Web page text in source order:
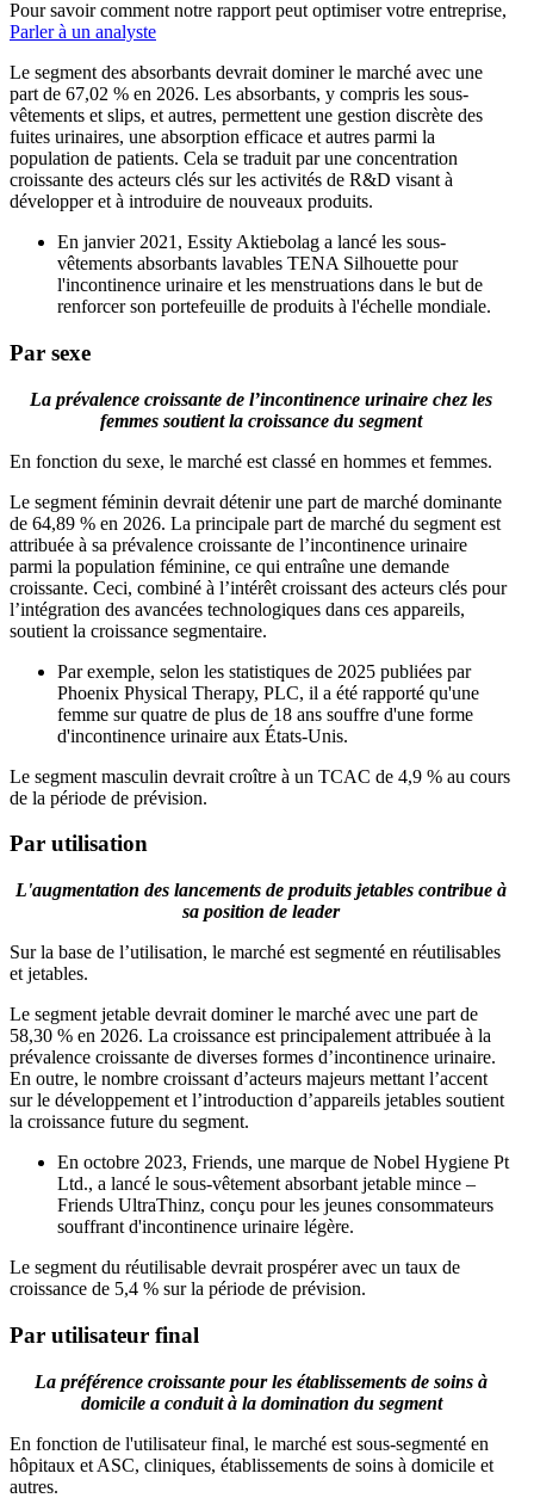
Pour savoir comment notre rapport peut optimiser votre entreprise,
Parler à un analyste
Le segment des absorbants devrait dominer le marché avec une
part de 67,02 % en 2026. Les absorbants, y compris les sous-
vêtements et slips, et autres, permettent une gestion discrète des
fuites urinaires, une absorption efficace et autres parmi la
population de patients. Cela se traduit par une concentration
croissante des acteurs clés sur les activités de R&D visant à
développer et à introduire de nouveaux produits.
En janvier 2021, Essity Aktiebolag a lancé les sous-
vêtements absorbants lavables TENA Silhouette pour
l'incontinence urinaire et les menstruations dans le but de
renforcer son portefeuille de produits à l'échelle mondiale.
Par sexe
La prévalence croissante de l’incontinence urinaire chez les
femmes soutient la croissance du segment
En fonction du sexe, le marché est classé en hommes et femmes.
Le segment féminin devrait détenir une part de marché dominante
de 64,89 % en 2026. La principale part de marché du segment est
attribuée à sa prévalence croissante de l’incontinence urinaire
parmi la population féminine, ce qui entraîne une demande
croissante. Ceci, combiné à l’intérêt croissant des acteurs clés pour
l’intégration des avancées technologiques dans ces appareils,
soutient la croissance segmentaire.
Par exemple, selon les statistiques de 2025 publiées par
Phoenix Physical Therapy, PLC, il a été rapporté qu'une
femme sur quatre de plus de 18 ans souffre d'une forme
d'incontinence urinaire aux États-Unis.
Le segment masculin devrait croître à un TCAC de 4,9 % au cours
de la période de prévision.
Par utilisation
L'augmentation des lancements de produits jetables contribue à
sa position de leader
Sur la base de l’utilisation, le marché est segmenté en réutilisables
et jetables.
Le segment jetable devrait dominer le marché avec une part de
58,30 % en 2026. La croissance est principalement attribuée à la
prévalence croissante de diverses formes d’incontinence urinaire.
En outre, le nombre croissant d’acteurs majeurs mettant l’accent
sur le développement et l’introduction d’appareils jetables soutient
la croissance future du segment.
En octobre 2023, Friends, une marque de Nobel Hygiene Pt
Ltd., a lancé le sous-vêtement absorbant jetable mince –
Friends UltraThinz, conçu pour les jeunes consommateurs
souffrant d'incontinence urinaire légère.
Le segment du réutilisable devrait prospérer avec un taux de
croissance de 5,4 % sur la période de prévision.
Par utilisateur final
La préférence croissante pour les établissements de soins à
domicile a conduit à la domination du segment
En fonction de l'utilisateur final, le marché est sous-segmenté en
hôpitaux et ASC, cliniques, établissements de soins à domicile et
autres.